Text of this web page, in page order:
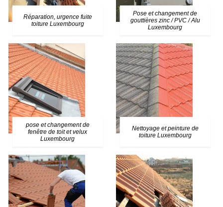
Réparation, urgence fuite
toiture Luxembourg
Pose et changement de
gouttières zinc / PVC / Alu
Luxembourg
pose et changement de
fenêtre de toit et velux
Luxembourg
Nettoyage et peinture de
toiture Luxembourg